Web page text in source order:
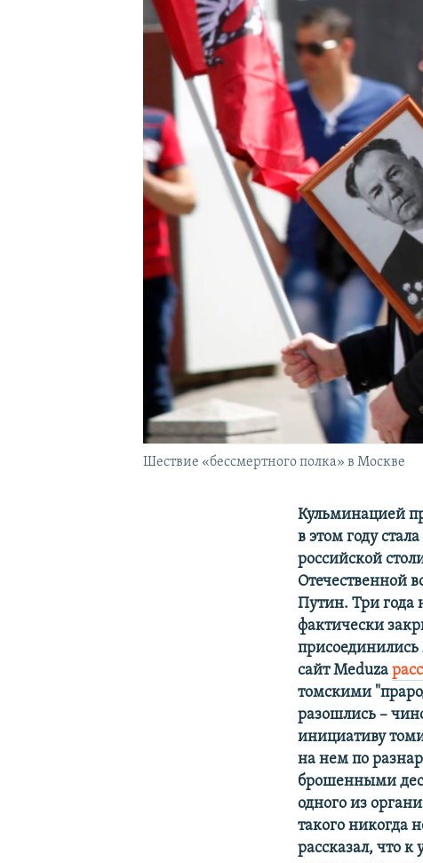
КРЫМ.НЕПОКОРЕННЫЙ
УКРАИНСКАЯ ПРОБЛЕМА КРЫМА
Шествие «бессмертного полка» в Москве
Кульминацией
в этом году
российской
Отечественной
Путин. Три года
фактически
присоединились
сайт Meduza
томскими
разошлись –
инициативу
на нем по
брошенными
одного из
такого никогда
рассказал, что